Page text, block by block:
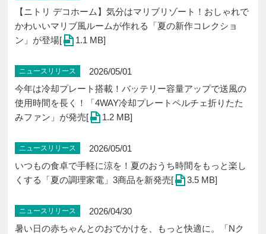
【ニトリ デコホーム】気分はマリブリゾート！おしゃれで
かわいいマリブ風ルームが作れる「夏の新作コレクショ
ン」が登場[
1.1 MB]
ニュースリリース
2026/05/01
今年は冷却プレート搭載！バッテリー容量アップで送風の
使用時間を長く！「4WAY冷却プレートペルチェ折りたた
みファン」が発売[
1.2 MB]
ニュースリリース
2026/05/01
いつもの食卓で手軽に涼を！夏のおうち時間をもっと楽し
くする「夏の調理家電」3商品を新発売[
3.5 MB]
ニュースリリース
2026/04/30
暑い日の赤ちゃんとのおでかけを、もっと快適に。「Nク